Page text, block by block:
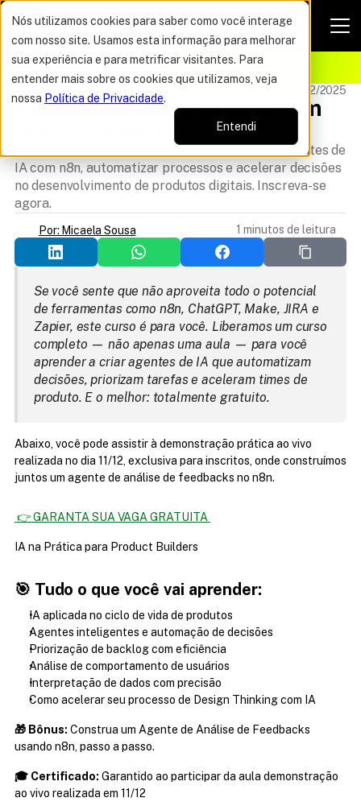
Nós utilizamos cookies para saber como você interage
com nosso site. Usamos esta informação para melhorar
sua experiência e para metrificar visitantes. Para
entender mais sobre os cookies que utilizamos, veja
nossa Política de Privacidade.
Entendi
OFERTA DO ANO VAGAS POR TEMPO LIMITADO
Atualizado 17/12/2025
Seu primeiro agente de AI com
Aulq do curso gratuito para aprender a criar agentes de
IA com n8n, automatizar processos e acelerar decisões
no desenvolvimento de produtos digitais. Inscreva-se
agora.
Por: Micaela Sousa 1 minutos de leitura
Se você sente que não aproveita todo o potencial
de ferramentas como n8n, ChatGPT, Make, JIRA e
Zapier, este curso é para você. Liberamos um curso
completo — não apenas uma aula — para você
aprender a criar agentes de IA que automatizam
decisões, priorizam tarefas e aceleram times de
produto. E o melhor: totalmente gratuito.
Abaixo, você pode assistir à demonstração prática ao vivo
realizada no dia 11/12, exclusiva para inscritos, onde construímos
juntos um agente de análise de feedbacks no n8n.
👉 GARANTA SUA VAGA GRATUITA
IA na Prática para Product Builders
🎯 Tudo o que você vai aprender:
IA aplicada no ciclo de vida de produtos
Agentes inteligentes e automação de decisões
Priorização de backlog com eficiência
Análise de comportamento de usuários
Interpretação de dados com precisão
Como acelerar seu processo de Design Thinking com IA
🎁 Bônus: Construa um Agente de Análise de Feedbacks
usando n8n, passo a passo.
🎓 Certificado: Garantido ao participar da aula demonstração
ao vivo realizada em 11/12